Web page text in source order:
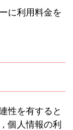
に利用料金を
性を有すると
個人情報の利